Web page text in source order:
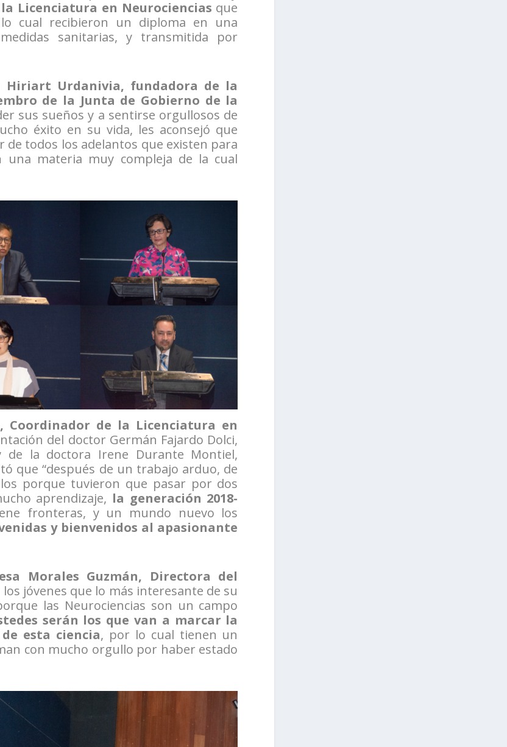
Licenciatura en Neurociencias que
cual recibieron un diploma en una
sanitarias, y transmitida por
Hiriart Urdanivia, fundadora de la
de la Junta de Gobierno de la
sus sueños y a sentirse orgullosos de
éxito en su vida, les aconsejó que
de todos los adelantos que existen para
una materia muy compleja de la cual
Coordinador de la Licenciatura en
del doctor Germán Fajardo Dolci,
de la doctora Irene Durante Montiel,
que “después de un trabajo arduo, de
porque tuvieron que pasar por dos
aprendizaje, la generación 2018-
fronteras, y un mundo nuevo los
y bienvenidos al apasionante
Morales Guzmán, Directora del
los jóvenes que lo más interesante de su
las Neurociencias son un campo
serán los que van a marcar la
esta ciencia, por lo cual tienen un
con mucho orgullo por haber estado